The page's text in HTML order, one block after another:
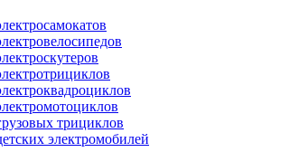
трициклов
электромобилей